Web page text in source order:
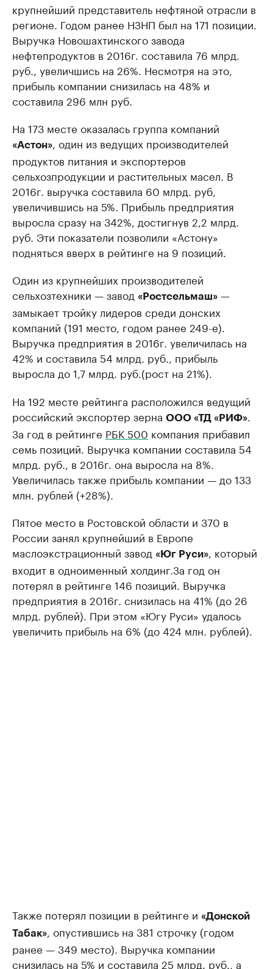
крупнейший представитель нефтяной отрасли в
регионе. Годом ранее НЗНП был на 171 позиции.
Выручка Новошахтинского завода
нефтепродуктов в 2016г. составила 76 млрд.
руб., увеличшись на 26%. Несмотря на это,
прибыль компании снизилась на 48% и
составила 296 млн руб.
На 173 месте оказалась группа компаний
«Астон» , один из ведущих производителей
продуктов питания и экспортеров
сельхозпродукции и растительных масел. В
2016г. выручка составила 60 млрд. руб,
увеличившись на 5%. Прибыль предприятия
выросла сразу на 342%, достигнув 2,2 млрд.
руб. Эти показатели позволили «Астону»
подняться вверх в рейтинге на 9 позиций.
Один из крупнейших производителей
сельхозтехники — завод «Ростсельмаш» —
замыкает тройку лидеров среди донских
компаний (191 место, годом ранее 249-е).
Выручка предприятия в 2016г. увеличилась на
42% и составила 54 млрд. руб., прибыль
выросла до 1,7 млрд. руб.(рост на 21%).
На 192 месте рейтинга расположился ведущий
российский экспортер зерна ООО «ТД «РИФ»
За год в рейтинге РБК 500 компания прибавил
семь позиций. Выручка компании составила 54
млрд. руб., в 2016г. она выросла на 8%.
Увеличилась также прибыль компании — до 133
млн. рублей (+28%).
Пятое место в Ростовской области и 370 в
России занял крупнейший в Европе
маслоэкстрационный завод «Юг Руси»
, который
входит в одноименный холдинг.​За год он
потерял в рейтинге 146 позиций. Выручка
предприятия в 2016г. снизилась на 41% (до 26
млрд. рублей). При этом «Югу Руси» удалось
увеличить прибыль на 6% (до 424 млн. рублей).
Также потерял позиции в рейтинге и «Донской
Табак» , опустившись на 381 строчку (годом
ранее — 349 место). Выручка компании
снизилась на 5% и составила 25 млрд. руб., а